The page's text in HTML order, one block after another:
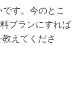
す。今のとこ
プランにすれば
えてくださ